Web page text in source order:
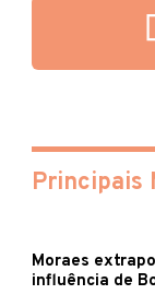
Principais
Moraes
influência de